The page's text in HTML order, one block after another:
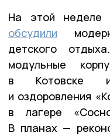
На этой неделе
обсудили
детского
модульные
в Котовске и
и оздоровления
в лагере
В планах —